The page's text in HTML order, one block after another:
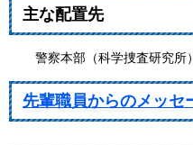
主な配置先
警察本部（科学捜査研究所）
先輩職員からのメッセ